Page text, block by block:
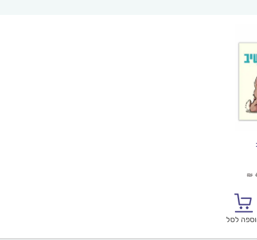
₪
לסל